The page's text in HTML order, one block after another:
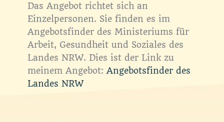
Das Angebot richtet sich an
Einzelpersonen. Sie finden es im
Angebotsfinder des Ministeriums für
Arbeit, Gesundheit und Soziales des
Landes NRW. Dies ist der Link zu
meinem Angebot: Angebotsfinder des
Landes NRW